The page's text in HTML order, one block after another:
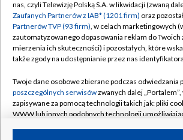
Emisja w TVP
Centrum informacji TVP
Naziemna Telewizja Cyfrowa
Rada Programowa
System NOS
Informacje o nadawcy
Polityka prywatności
Moje zgody
Pomoc
Kontakt
Kanały
nas, czyli Telewizję Polską S.A. w likwidacji (zwaną
Zaufanych Partnerów z IAB* (1201 firm) oraz
Partnerów TVP (93 firm), w celach marketingowych
zautomatyzowanego dopasowania reklam do
mierzenia ich skuteczności) i pozostałych, które
także zgody na udostępnianie przez nas
Twoje dane osobowe zbierane podczas odwiedzania
poszczególnych serwisówzwanych dalej
zapisywane za pomocą technologii takich jak: pliki
WWW lub innych podobnych technologii